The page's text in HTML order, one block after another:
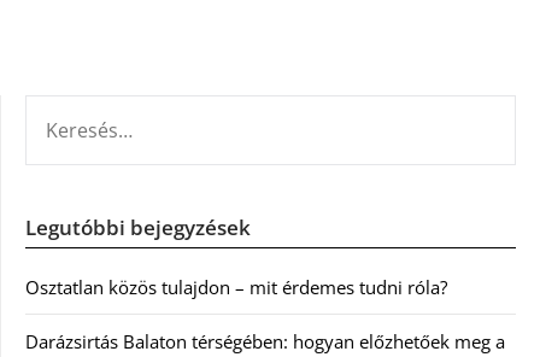
Legutóbbi bejegyzések
Osztatlan közös tulajdon – mit érdemes tudni róla?
Darázsirtás Balaton térségében: hogyan előzhetőek meg a